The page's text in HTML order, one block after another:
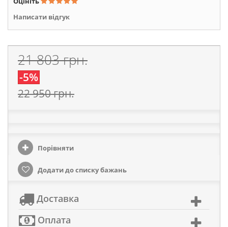
Написати відгук
21 803 грн.
-5%
22 950 грн.
Порівняти
Додати до списку бажань
Доставка
Оплата